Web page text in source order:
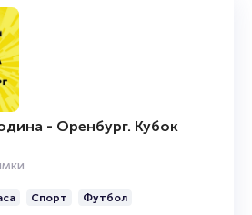
в Российской премьер-лиге.
Первенства СССР среди
Первой лиги 1984 года,
победитель Первенства
среди команд Второго дивизиона
2004, 2014/15). Полуфиналист
СССР 1984 года. Главный тренер —
Черевченко.
- Оренбург. Кубок
Спорт
Футбол